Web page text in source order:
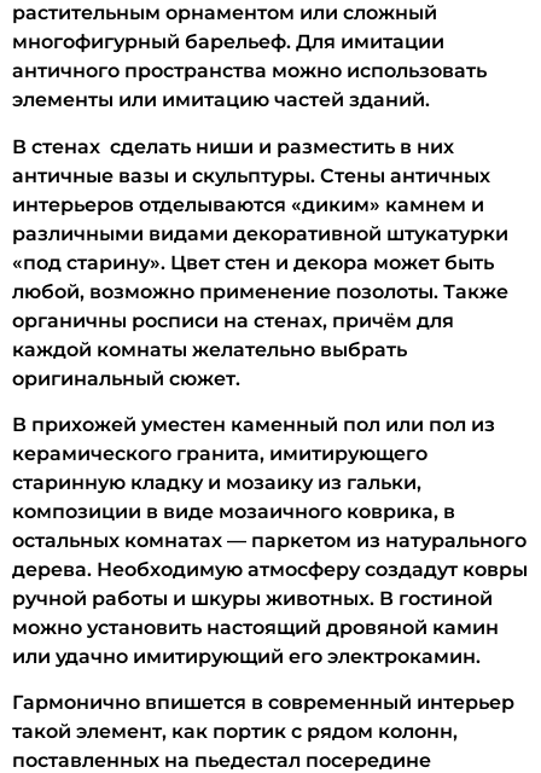
растительным орнаментом или сложный
многофигурный барельеф. Для имитации
античного пространства можно использовать
элементы или имитацию частей зданий.
В стенах сделать ниши и разместить в них
античные вазы и скульптуры. Стены античных
интерьеров отделываются «диким» камнем и
различными видами декоративной штукатурки
«под старину». Цвет стен и декора может быть
любой, возможно применение позолоты. Также
органичны росписи на стенах, причём для
каждой комнаты желательно выбрать
оригинальный сюжет.
В прихожей уместен каменный пол или пол из
керамического гранита, имитирующего
старинную кладку и мозаику из гальки,
композиции в виде мозаичного коврика, в
остальных комнатах — паркетом из натурального
дерева. Необходимую атмосферу создадут ковры
ручной работы и шкуры животных. В гостиной
можно установить настоящий дровяной камин
или удачно имитирующий его электрокамин.
Гармонично впишется в современный интерьер
такой элемент, как портик с рядом колонн,
поставленных на пьедестал посередине